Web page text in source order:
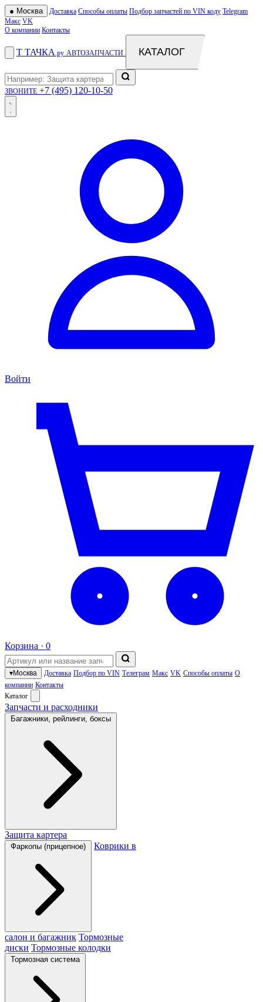
● Москва Доставка Способы оплаты Подбор запчастей по VIN коду Telegram
Макс VK
О компании Контакты
Т ТАЧКА .ру АВТОЗАПЧАСТИ КАТАЛОГ
ЗВОНИТЕ +7 (495) 120-10-50
Войти
Корзина · 0
▾Москва Доставка Подбор по VIN Телеграм Макс VK Способы оплаты О
компании Контакты
Каталог
Запчасти и расходники
Багажники, рейлинги, боксы
Защита картера
Фаркопы (прицепное) Коврики в
салон и багажник Тормозные
диски Тормозные колодки
Тормозная система